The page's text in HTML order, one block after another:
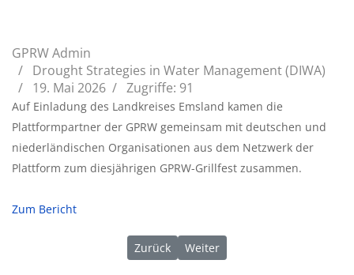
GPRW Admin
Drought Strategies in Water Management (DIWA)
19. Mai 2026
Zugriffe: 91
Auf Einladung des Landkreises Emsland kamen die
Plattformpartner der GPRW gemeinsam mit deutschen und
niederländischen Organisationen aus dem Netzwerk der
Plattform zum diesjährigen GPRW-Grillfest zusammen.
Zum Bericht
Vorheriger Beitrag: 05/2026 |
Zurück Nächster Beitrag: 02/2026 |
Weiter